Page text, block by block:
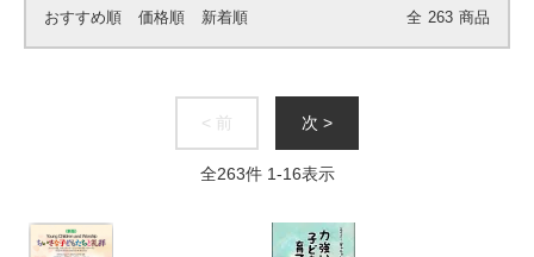
おすすめ順 価格順 新着順 全 263 商品
< 前 次 >
全263件 1-16表示